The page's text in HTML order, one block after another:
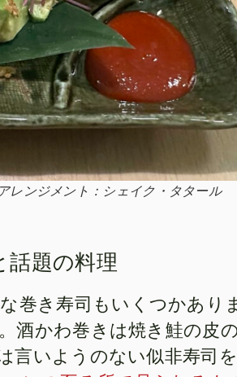
レンジメント：シェイク・タタール
題の料理
巻き寿司もいくつかあり
酒かわ巻きは焼き鮭の皮
言いようのない似非寿司